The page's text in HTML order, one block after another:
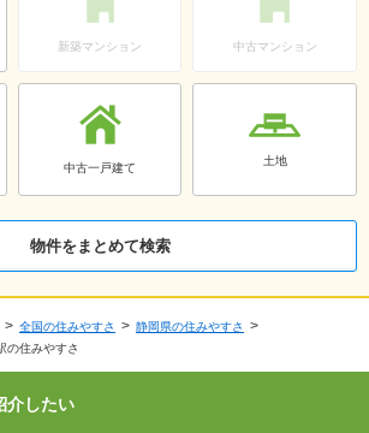
新築マンション 中古マンション
中古一戸建て
土地
物件をまとめて検索
全国の住みやすさ
静岡県の住みやすさ
の住みやすさ
介したい